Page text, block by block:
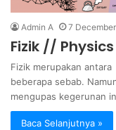
Admin A 7
Fizik merupakan
beberapa sebab.
mengupas kegerunan
Baca Selanjutnya »